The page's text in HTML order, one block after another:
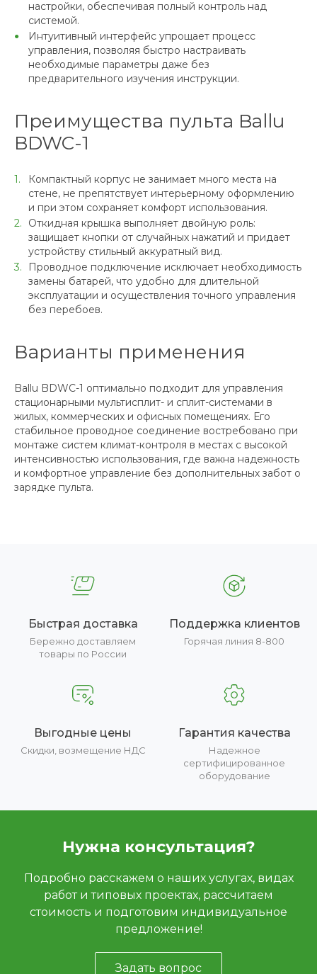
настройки, обеспечивая полный контроль над
системой.
Интуитивный интерфейс упрощает процесс
управления, позволяя быстро настраивать
необходимые параметры даже без
предварительного изучения инструкции.
Преимущества пульта Ballu
BDWC-1
Компактный корпус не занимает много места на
стене, не препятствует интерьерному оформлению
и при этом сохраняет комфорт использования.
Откидная крышка выполняет двойную роль:
защищает кнопки от случайных нажатий и придает
устройству стильный аккуратный вид.
Проводное подключение исключает необходимость
замены батарей, что удобно для длительной
эксплуатации и осуществления точного управления
без перебоев.
Варианты применения
Ballu BDWC-1 оптимально подходит для управления
стационарными мультисплит- и сплит-системами в
жилых, коммерческих и офисных помещениях. Его
стабильное проводное соединение востребовано при
монтаже систем климат-контроля в местах с высокой
интенсивностью использования, где важна надежность
и комфортное управление без дополнительных забот о
зарядке пульта.
Быстрая доставка
Бережно доставляем
товары по России
Поддержка клиентов
Горячая линия 8-800
Выгодные цены
Скидки, возмещение НДС
Гарантия качества
Надежное
сертифицированное
оборудование
Нужна консультация?
Подробно расскажем о наших услугах, видах
работ и типовых проектах, рассчитаем
стоимость и подготовим индивидуальное
предложение!
Задать вопрос